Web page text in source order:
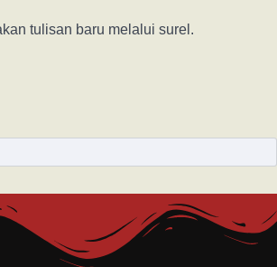
tulisan baru melalui surel.